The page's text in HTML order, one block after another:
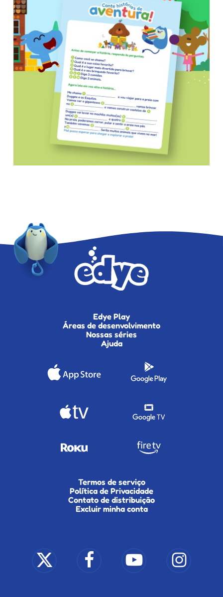
Edye Play
Áreas de desenvolvimento
Nossas séries
Ajuda
Termos de serviço
Política de Privacidade
Contato de distribuição
Excluir minha conta
twitter
facebook youtube instagram